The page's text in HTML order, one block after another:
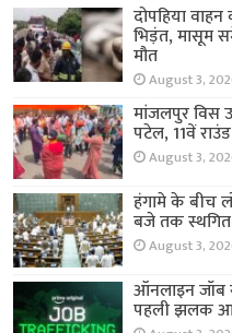
दोपहिया
भिड़ंत, मासूम
मौत
August 3,
मांजलपुर विस
पटेल, 11वें
August 3,
हंगामे के बीच
बजे तक स्थगित
August 3,
ऑनलाइन जॉब
पहली झलक